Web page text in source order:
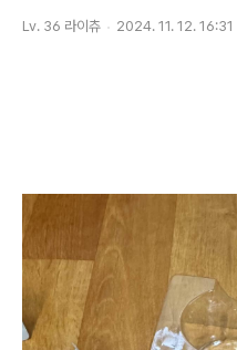
Lv. 36 라이츄 2024. 11. 12. 16:31